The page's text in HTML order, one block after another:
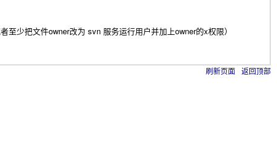
少把文件owner改为 svn 服务运行用户并加上owner的x权限）
刷新页面 返回顶部